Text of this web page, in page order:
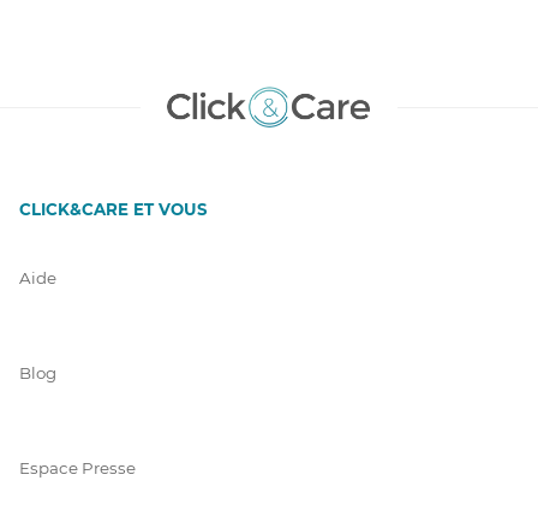
CLICK&CARE ET VOUS
Aide
Blog
Espace Presse